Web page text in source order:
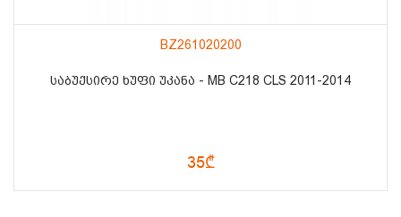
BZ261020200
ᲡᲐᲑᲣᲥᲡᲘᲠᲔ ᲮᲣᲤᲘ ᲣᲙᲐᲜᲐ - MB C218 CLS 2011-2014
35₾